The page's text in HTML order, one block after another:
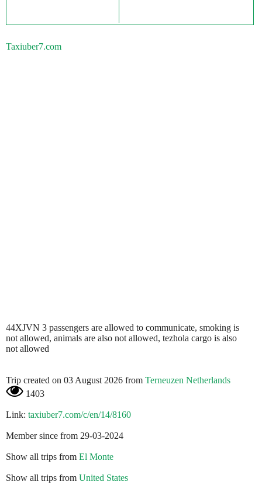
Taxiuber7.com
44XJVN 3 passengers are allowed to communicate, smoking is
not allowed, animals are also not allowed, tezhola cargo is also
not allowed
Trip created on 03 August 2026 from Terneuzen Netherlands
1403
Link: taxiuber7.com/c/en/14/8160
Member since from 29-03-2024
Show all trips from El Monte
Show all trips from United States